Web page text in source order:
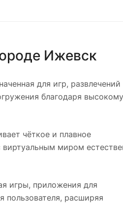
Ижевск
для игр, развлечений
благодаря высокому
чёткое и плавное
виртуальным миром
игры, приложения для
пользователя, расширяя